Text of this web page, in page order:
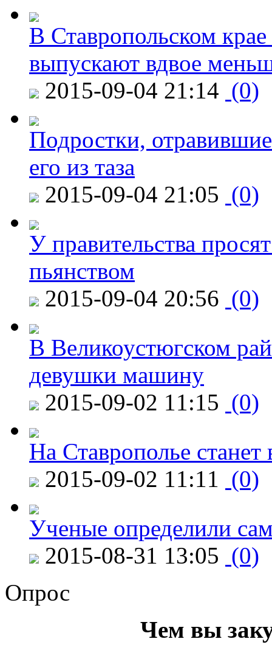
В Ставропольском
выпускают вдвое
2015-09-04 21:14 (0)
Подростки,
его из таза
2015-09-04 21:05 (0)
У правительства
пьянством
2015-09-04 20:56 (0)
В Великоустюгском
девушки машину
2015-09-02 11:15 (0)
На Ставрополье
2015-09-02 11:11 (0)
Ученые определили
2015-08-31 13:05 (0)
Опрос
Чем вы